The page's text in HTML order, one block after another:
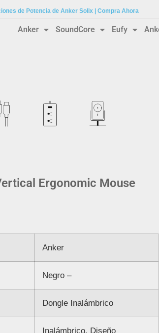
de Potencia de Anker Solix | Compra Ahora
Anker SoundCore Eufy
Ergonomic Mouse
Anker
Negro –
Dongle Inalámbrico
Inalámbrico, Diseño